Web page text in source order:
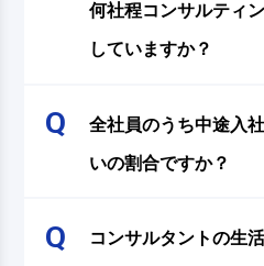
何社程コンサルティ
していますか？
全社員のうち中途入
いの割合ですか？
コンサルタントの生